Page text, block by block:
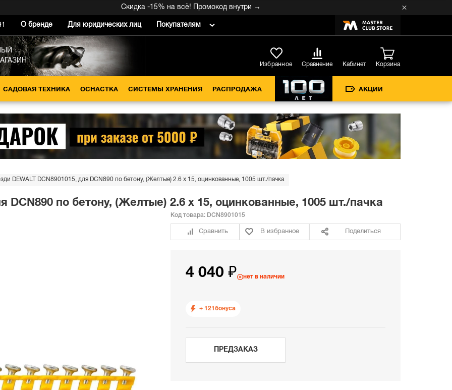
Скидка -15% на всё! Промокод внутри →
О бренде Для юридических лиц Покупателям
Избранное Сравнение Кабинет Корзина
САДОВАЯ ТЕХНИКА ОСНАСТКА СИСТЕМЫ ХРАНЕНИЯ РАСПРОДАЖА АКЦИИ
DEWALT DCN8901015, для DCN890 по бетону, (Желтые) 2.6 x 15, оцинкованные, 1005 шт./пачка
DCN890 по бетону, (Желтые) 2.6 x 15, оцинкованные, 1005 шт./пачка
Код товара: DCN8901015
Сравнить В избранное Поделиться
4 040 ₽ нет в наличии
+ 121 бонуса
ПРЕДЗАКАЗ